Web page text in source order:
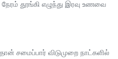
தூங்கி எழுந்து இரவு உணவை
சமைப்பார் விடுமுறை நாட்களில்